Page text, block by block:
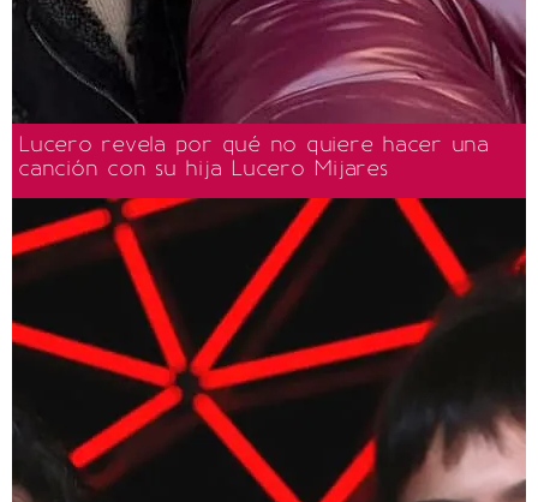
Lucero revela por qué no quiere hacer una
canción con su hija Lucero Mijares